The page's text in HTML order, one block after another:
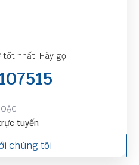
nhất. Hãy gọi
tuyến
chúng tôi